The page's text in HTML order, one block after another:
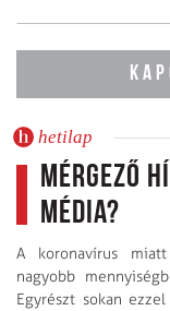
hetilap
Mérgező
média?
A koronavírus
nagyobb
Egyrészt sokan